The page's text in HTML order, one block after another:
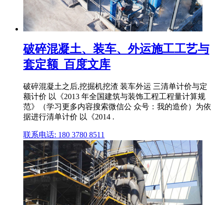
破碎混凝土、装车、外运施工工艺与
套定额_百度文库
破碎混凝土之后,挖掘机挖渣 装车外运 三清单计价与定
额计价 以《2013 年全国建筑与装饰工程工程量计算规
范》（学习更多内容搜索微信公 众号：我的造价）为依
据进行清单计价 以《2014 .
联系电话: 180 3780 8511